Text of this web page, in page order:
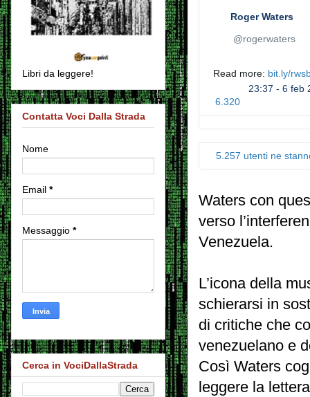
T
w
i
t
r
Roger Waters
✔
@rogerwaters
Read more: h
t
p
:
bit.ly/
6.320
23:37 - 6 feb
5.257 utenti ne
Waters con
verso
Venezuela.
L’icona della
schierarsi in
di critiche che
venezuelano e
Così Waters
leggere la
Libri da leggere!
Contatta Voci Dalla Strada
Nome
Email *
Messaggio *
Cerca in VociDallaStrada